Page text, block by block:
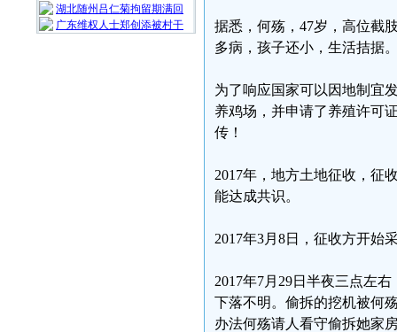
湖北随州吕仁菊拘留期满回
广东维权人士郑创添被村干
据悉，何殇，47岁，高位截
多病，孩子还小，生活拮据
为了响应国家可以因地制宜
养鸡场，并申请了养殖许可
传！
2017年，地方土地征收，征
能达成共识。
2017年3月8日，征收方开始
2017年7月29日半夜三点左
下落不明。偷拆的挖机被何
办法何殇请人看守偷拆她家